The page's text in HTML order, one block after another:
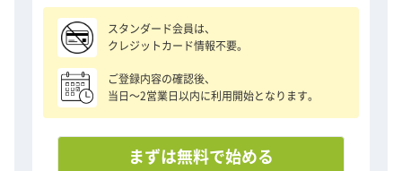
スタンダード会員は、
クレジットカード情報不要。
ご登録内容の確認後、
当日〜2営業日以内に利用開始となります。
まずは無料で始める